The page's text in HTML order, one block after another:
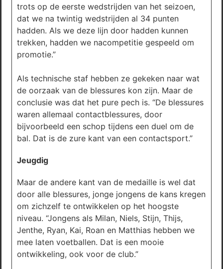
trots op de eerste wedstrijden van het seizoen,
dat we na twintig wedstrijden al 34 punten
hadden. Als we deze lijn door hadden kunnen
trekken, hadden we nacompetitie gespeeld om
promotie.”
Als technische staf hebben ze gekeken naar wat
de oorzaak van de blessures kon zijn. Maar de
conclusie was dat het pure pech is. “De blessures
waren allemaal contactblessures, door
bijvoorbeeld een schop tijdens een duel om de
bal. Dat is de zure kant van een contactsport.”
Jeugdig
Maar de andere kant van de medaille is wel dat
door alle blessures, jonge jongens de kans kregen
om zichzelf te ontwikkelen op het hoogste
niveau. “Jongens als Milan, Niels, Stijn, Thijs,
Jenthe, Ryan, Kai, Roan en Matthias hebben we
mee laten voetballen. Dat is een mooie
ontwikkeling, ook voor de club.”